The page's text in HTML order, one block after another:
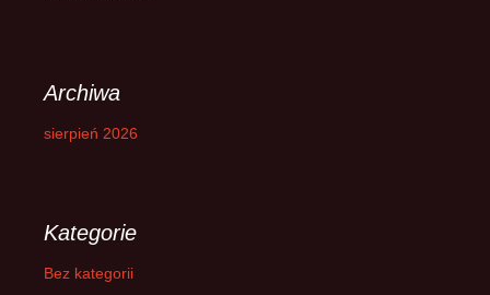
Archiwa
sierpień 2026
Kategorie
Bez kategorii